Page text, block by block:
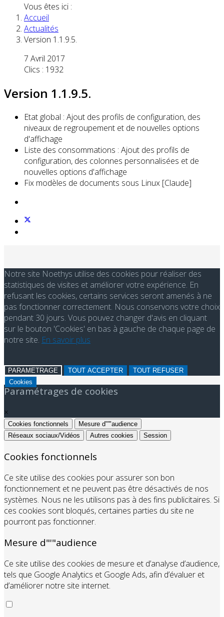
Vous êtes ici :
Accueil
Actualités
Version 1.1.9.5.
7 Avril 2017
Clics : 1932
Version 1.1.9.5.
Etat global : Ajout des profils de configuration, des
niveaux de regroupement et de nouvelles options
d'affichage
Liste des consommations : Ajout des profils de
configuration, des colonnes personnalisées et de
nouvelles options d'affichage
Fix modèles de documents sous Linux [Claude]
Notre site Noethys utilise des cookies pour réaliser des
statistiques de visites et améliorer votre expérience. En
refusant les cookies, certains services seront amenés à ne
pas fonctionner correctement. Nous conservons votre choix
pendant 30 jours. Vous pouvez changer d'avis en cliquant
sur le bouton 'Cookies' en bas à gauche de chaque page de
notre site. En savoir plus
PARAMETRAGE TOUT ACCEPTER
TOUT REFUSER
Cookies
Paramétrages de cookies
×
Cookies fonctionnels
Mesure d"'"audience
Réseaux sociaux/Vidéos
Autres cookies Session
Cookies fonctionnels
Ce site utilise des cookies pour assurer son bon
fonctionnement et ne peuvent pas être désactivés de nos
systèmes. Nous ne les utilisons pas à des fins publicitaires. Si
ces cookies sont bloqués, certaines parties du site ne
pourront pas fonctionner.
Mesure d"'"audience
Ce site utilise des cookies de mesure et d’analyse d’audience,
tels que Google Analytics et Google Ads, afin d’évaluer et
d’améliorer notre site internet.